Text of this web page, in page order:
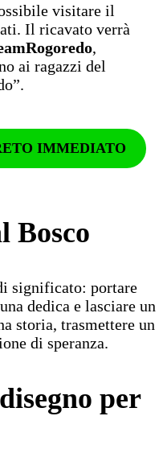
visitare il
Il ricavato verrà
,
ai ragazzi del
IMMEDIATO
Bosco
significato: portare
dedica e lasciare un
storia, trasmettere un
di speranza.
per